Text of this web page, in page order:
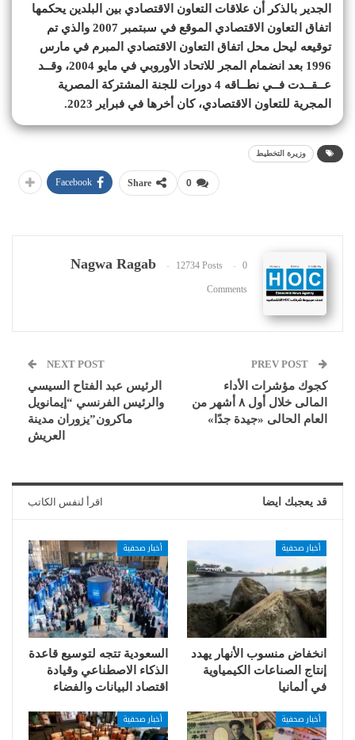
الجدير بالذكر أن علاقات التعاون الاقتصادي بين البلدين يحكمها
اتفاق التعاون الاقتصادي الموقع في سبتمبر 2007 والذي تم
توقيعه ليحل محل اتفاق التعاون الاقتصادي المبرم في مارس
1996 بعد انضمام المجر للاتحاد الأوروبي في مايو 2004، وقــد
عــقــدت فــي نطــاقه 4 دورات للجنة المشتركة المصرية
المجرية للتعاون الاقتصادي، كان أخرها في فبراير 2023.
وزيرة التخطيط
0
Share
Facebook
Nagwa Ragab 12734 Posts 0
Comments
كجوك مؤشرات الأداء
المالى خلال أول ٨ أشهر من
العام الحالى «جيدة جدًا»
NEXT POST
الرئيس عبد الفتاح السيسي
والرئيس الفرنسي “إيمانويل
ماكرون”يزوران مدينة
العريش
قد يعجبك ايضا اقرأ لنفس الكاتب
أخبار صحفية
انخفاض منسوب الأنهار يهدد
إنتاج الصناعات الكيمياوية
في ألمانيا
أخبار صحفية
السعودية تتجه لتوسيع قاعدة
الذكاء الاصطناعي وقيادة
اقتصاد البيانات والفضاء
أخبار صحفية أخبار صحفية